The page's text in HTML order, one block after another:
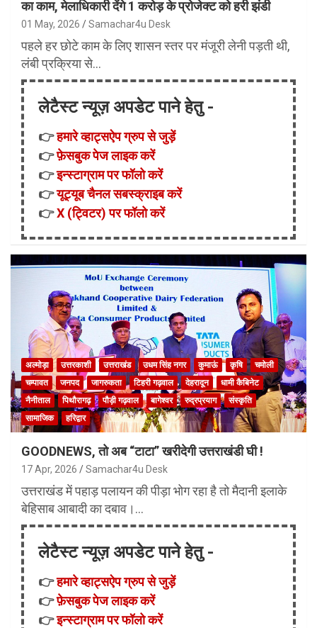
का काम, मेलाधिकारी देंगे 1 करोड़ के प्रोजेक्ट को हरी झंडी
01 May, 2026 Samachar4u Desk
पहले हर छोटे काम के लिए शासन स्तर पर मंजूरी लेनी पड़ती थी,
लंबी प्रक्रिया से…
लेटैस्ट न्यूज़ अपडेट पाने हेतु -
👉हमारे व्हाट्सऐप ग्रुप से जुड़ें
👉फ़ेसबुक पेज लाइक करें
👉इन्स्टाग्राम पर फॉलो करें
👉यूट्यूब चैनल सबस्क्राइब करें
👉X (ट्विटर) पर फॉलो करें
अल्मोड़ा उत्तरकाशी उत्तराखंड उधम सिंह नगर कुमाऊं कृषि
चमोली
चम्पावत
जनपद जागरुकता टिहरी गढ़वाल देहरादून
धामी कैबिनेट
नैनीताल
पिथौरागढ़ पौड़ी गढ़वाल बागेश्वर रुद्रप्रयाग
संस्कृति
सामाजिक
हरिद्वार
GOODNEWS, तो अब “टाटा” खरीदेगी उत्तराखंडी घी !
17 Apr, 2026 Samachar4u Desk
उत्तराखंड में पहाड़ पलायन की पीड़ा भोग रहा है तो मैदानी इलाके
बेहिसाब आबादी का दबाव।…
लेटैस्ट न्यूज़ अपडेट पाने हेतु -
👉हमारे व्हाट्सऐप ग्रुप से जुड़ें
👉फ़ेसबुक पेज लाइक करें
👉इन्स्टाग्राम पर फॉलो करें